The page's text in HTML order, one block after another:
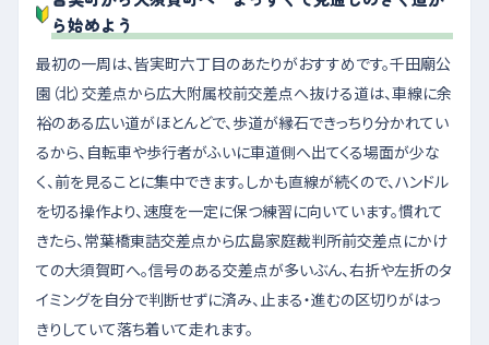
ら始めよう
最初の一周は、皆実町六丁目のあたりがおすすめです。千田廟公
園（北）交差点から広大附属校前交差点へ抜ける道は、車線に余
裕のある広い道がほとんどで、歩道が縁石できっちり分かれてい
るから、自転車や歩行者がふいに車道側へ出てくる場面が少な
く、前を見ることに集中できます。しかも直線が続くので、ハンドル
を切る操作より、速度を一定に保つ練習に向いています。慣れて
きたら、常葉橋東詰交差点から広島家庭裁判所前交差点にかけ
ての大須賀町へ。信号のある交差点が多いぶん、右折や左折のタ
イミングを自分で判断せずに済み、止まる・進むの区切りがはっ
きりしていて落ち着いて走れます。